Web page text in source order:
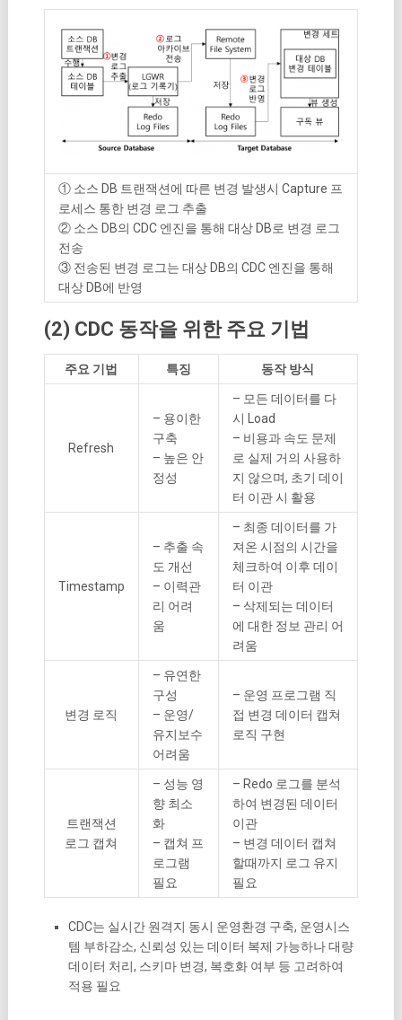
① 소스 DB 트랜잭션에 따른 변경 발생시 Capture 프
로세스 통한 변경 로그 추출
② 소스 DB의 CDC 엔진을 통해 대상 DB로 변경 로그
전송
③ 전송된 변경 로그는 대상 DB의 CDC 엔진을 통해
대상 DB에 반영
(2) CDC 동작을 위한 주요 기법
주요 기법 특징 동작 방식
Refresh
– 용이한
구축
– 높은 안
정성
– 모든 데이터를 다
시 Load
– 비용과 속도 문제
로 실제 거의 사용하
지 않으며, 초기 데이
터 이관 시 활용
Timestamp
– 추출 속
도 개선
– 이력관
리 어려
움
– 최종 데이터를 가
져온 시점의 시간을
체크하여 이후 데이
터 이관
– 삭제되는 데이터
에 대한 정보 관리 어
려움
변경 로직
– 유연한
구성
– 운영/
유지보수
어려움
– 운영 프로그램 직
접 변경 데이터 캡쳐
로직 구현
트랜잭션
로그 캡쳐
– 성능 영
향 최소
화
– 캡쳐 프
로그램
필요
– Redo 로그를 분석
하여 변경된 데이터
이관
– 변경 데이터 캡쳐
할때까지 로그 유지
필요
CDC는 실시간 원격지 동시 운영환경 구축, 운영시스
템 부하감소, 신뢰성 있는 데이터 복제 가능하나 대량
데이터 처리, 스키마 변경, 복호화 여부 등 고려하여
적용 필요